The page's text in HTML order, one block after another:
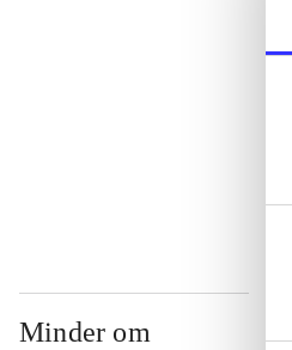
Minder om